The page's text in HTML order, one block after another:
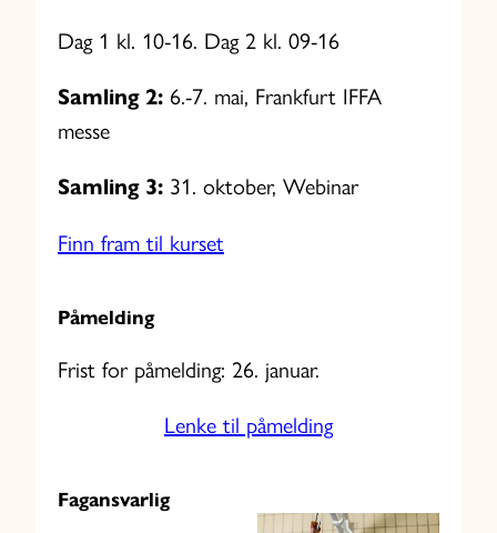
Dag 1 kl. 10-16. Dag 2 kl. 09-16
Samling 2: 6.-7. mai, Frankfurt IFFA
messe
Samling 3: 31. oktober, Webinar
Finn fram til kurset
Påmelding
Frist for påmelding: 26. januar.
Lenke til påmelding
Fagansvarlig